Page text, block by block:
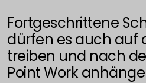
Fortgeschrittene
dürfen es auch auf
treiben und nach
Point Work
2025 Schüleraufführung
2025 Schüler Aufführung Kinder